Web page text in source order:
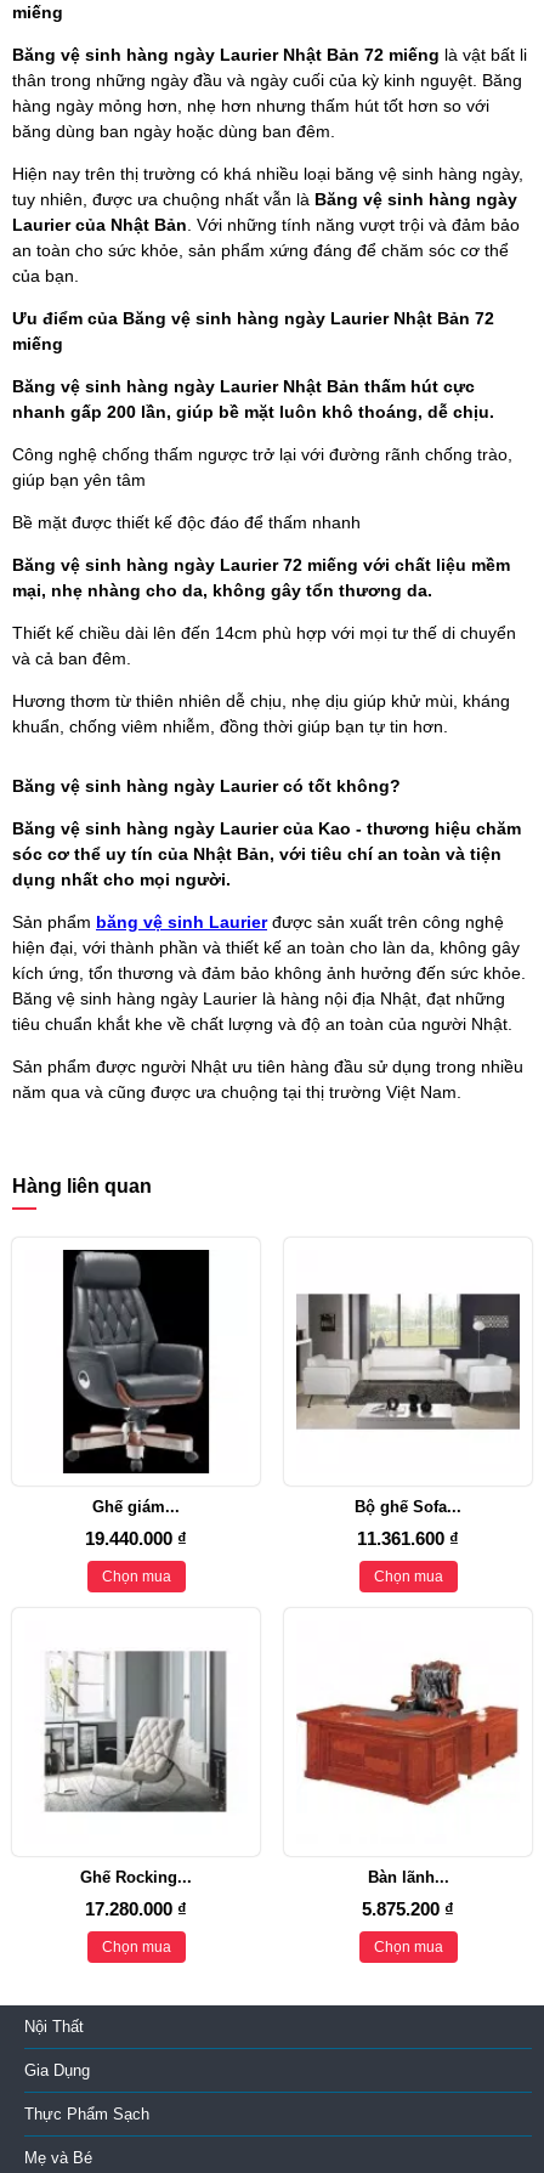
miếng
Băng vệ sinh hàng ngày Laurier Nhật Bản 72 miếng là vật bất li
thân trong những ngày đầu và ngày cuối của kỳ kinh nguyệt. Băng
hàng ngày mỏng hơn, nhẹ hơn nhưng thấm hút tốt hơn so với
băng dùng ban ngày hoặc dùng ban đêm.
Hiện nay trên thị trường có khá nhiều loại băng vệ sinh hàng ngày,
tuy nhiên, được ưa chuộng nhất vẫn là Băng vệ sinh hàng ngày
Laurier của Nhật Bản . Với những tính năng vượt trội và đảm bảo
an toàn cho sức khỏe, sản phẩm xứng đáng để chăm sóc cơ thể
của bạn.
Ưu điểm của Băng vệ sinh hàng ngày Laurier Nhật Bản 72
miếng
Băng vệ sinh hàng ngày Laurier Nhật Bản thấm hút cực
nhanh gấp 200 lần, giúp bề mặt luôn khô thoáng, dễ chịu.
Công nghệ chống thấm ngược trở lại với đường rãnh chống trào,
giúp bạn yên tâm
Bề mặt được thiết kế độc đáo để thấm nhanh
Băng vệ sinh hàng ngày Laurier 72 miếng với chất liệu mềm
mại, nhẹ nhàng cho da, không gây tổn thương da.
Thiết kế chiều dài lên đến 14cm phù hợp với mọi tư thế di chuyển
và cả ban đêm.
Hương thơm từ thiên nhiên dễ chịu, nhẹ dịu giúp khử mùi, kháng
khuẩn, chống viêm nhiễm, đồng thời giúp bạn tự tin hơn.
Băng vệ sinh hàng ngày Laurier có tốt không?
Băng vệ sinh hàng ngày Laurier của Kao - thương hiệu chăm
sóc cơ thể uy tín của Nhật Bản, với tiêu chí an toàn và tiện
dụng nhất cho mọi người.
Sản phẩm băng vệ sinh Laurierđược sản xuất trên công nghệ
hiện đại, với thành phần và thiết kế an toàn cho làn da, không gây
kích ứng, tổn thương và đảm bảo không ảnh hưởng đến sức khỏe.
Băng vệ sinh hàng ngày Laurier là hàng nội địa Nhật, đạt những
tiêu chuẩn khắt khe về chất lượng và độ an toàn của người Nhật.
Sản phẩm được người Nhật ưu tiên hàng đầu sử dụng trong nhiều
năm qua và cũng được ưa chuộng tại thị trường Việt Nam.
Hàng liên quan
Ghế giám...
19.440.000 ₫
Chọn mua
Bộ ghế Sofa...
11.361.600 ₫
Chọn mua
Ghế Rocking...
17.280.000 ₫
Chọn mua
Bàn lãnh...
5.875.200 ₫
Chọn mua
Nội Thất
Gia Dụng
Thực Phẩm Sạch
Mẹ và Bé